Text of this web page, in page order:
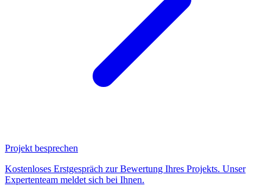
Projekt besprechen
Kostenloses Erstgespräch zur Bewertung Ihres Projekts. Unser
Expertenteam meldet sich bei Ihnen.